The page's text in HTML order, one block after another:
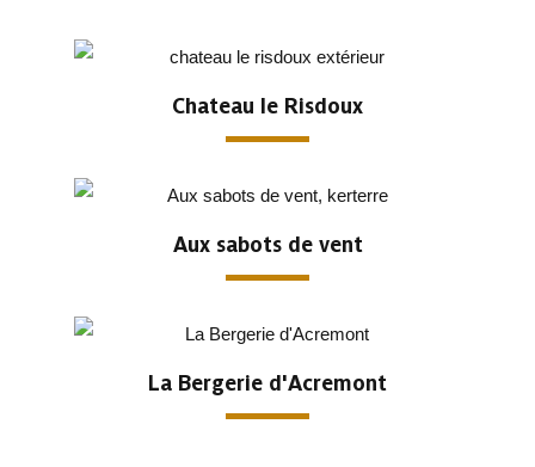
Chateau le Risdoux
Aux sabots de vent
La Bergerie d'Acremont